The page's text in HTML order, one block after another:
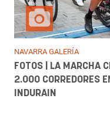
NAVARRA GALERÍA
FOTOS | LA MARCHA
2.000 CORREDORES
INDURAIN